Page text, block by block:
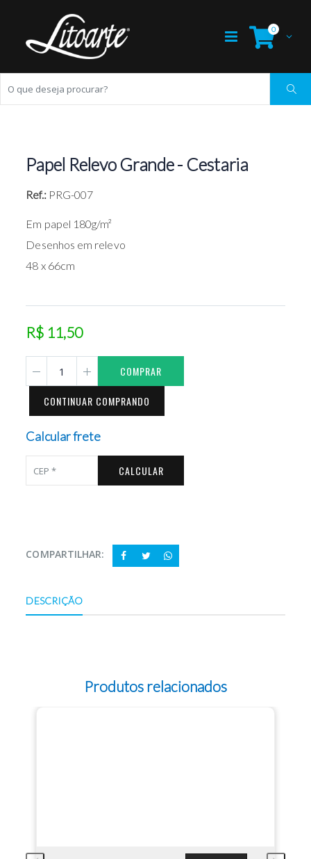
0
Papel Relevo Grande - Cestaria
Ref.: PRG-007
Em papel 180g/m²
Desenhos em relevo
48 x 66cm
R$ 11,50
COMPRAR
CONTINUAR COMPRANDO
Calcular frete
CALCULAR
COMPARTILHAR:
DESCRIÇÃO
Produtos relacionados